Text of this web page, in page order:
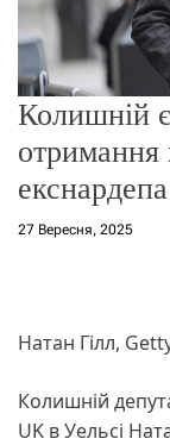
Колишній
отримання
27 Вересня, 2025
Натан Гілл,
Колишній
UK в Уельсі